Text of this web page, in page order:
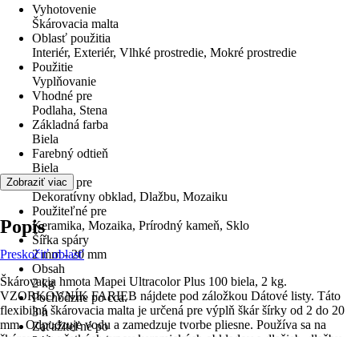
Vyhotovenie
Škárovacia malta
Oblasť použitia
Interiér, Exteriér, Vlhké prostredie, Mokré prostredie
Použitie
Vyplňovanie
Vhodné pre
Podlaha, Stena
Základná farba
Biela
Farebný odtieň
Biela
Vhodné pre
Dekoratívny obklad, Dlažbu, Mozaiku
Použiteľné pre
Keramika, Mozaika, Prírodný kameň, Sklo
Šířka spáry
2 mm - 20 mm
Obsah
2 kg
Pochôdzne po cca.
3 h
Zaťažiteľné po
Zobraziť viac
Popis
Preskočiť oblasť
Škárovacia hmota Mapei Ultracolor Plus 100 biela, 2 kg.
VZORKOVNÍK FARIEB nájdete pod záložkou Dátové listy. Táto
flexibilná škárovacia malta je určená pre výplň škár šírky od 2 do 20
mm. Odpudzuje vodu a zamedzuje tvorbe pliesne. Používa sa na